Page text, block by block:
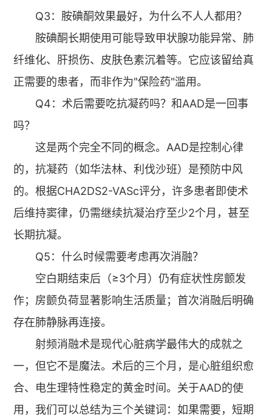
Q3：胺碘酮效果最好，为什么不人人都用？
胺碘酮长期使用可能导致甲状腺功能异常、肺
纤维化、肝损伤、皮肤色素沉着等。它应该留给真
正需要的患者，而非作为"保险药"滥用。
Q4：术后需要吃抗凝药吗？和AAD是一回事
吗？
这是两个完全不同的概念。AAD是控制心律
的，抗凝药（如华法林、利伐沙班）是预防中风
的。根据CHA2DS2-VASc评分，许多患者即使术
后维持窦律，仍需继续抗凝治疗至少2个月，甚至
长期抗凝。
Q5：什么时候需要考虑再次消融？
空白期结束后（≥3个月）仍有症状性房颤发
作；房颤负荷显著影响生活质量；首次消融后明确
存在肺静脉再连接。
射频消融术是现代心脏病学最伟大的成就之
一，但它不是魔法。术后的三个月，是心脏组织愈
合、电生理特性稳定的黄金时间。关于AAD的使
用，我们可以总结为三个关键词：如果需要，短期